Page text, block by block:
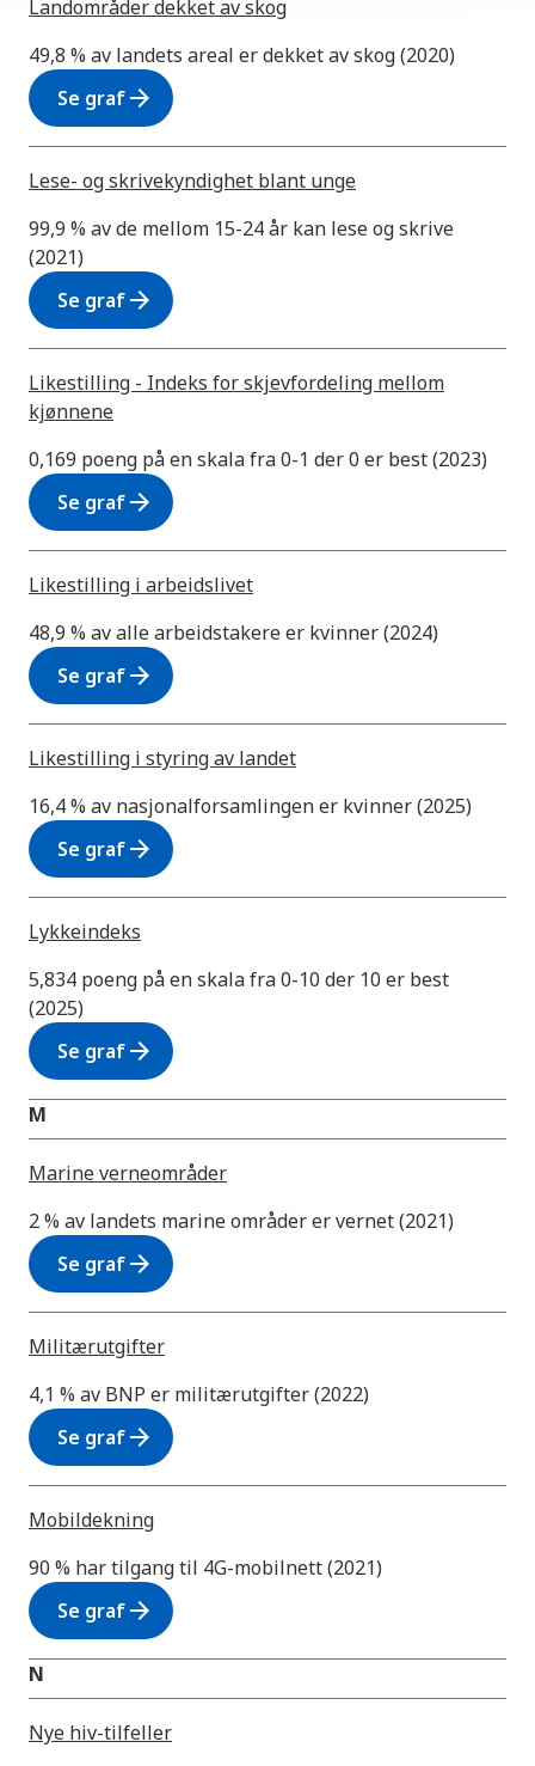
Landområder dekket av skog
49,8 % av landets areal er dekket av skog (2020)
Se grafarrow_forward
Lese- og skrivekyndighet blant unge
99,9 % av de mellom 15-24 år kan lese og skrive
(2021)
Se grafarrow_forward
Likestilling - Indeks for skjevfordeling mellom
kjønnene
0,169 poeng på en skala fra 0-1 der 0 er best (2023)
Se grafarrow_forward
Likestilling i arbeidslivet
48,9 % av alle arbeidstakere er kvinner (2024)
Se grafarrow_forward
Likestilling i styring av landet
16,4 % av nasjonalforsamlingen er kvinner (2025)
Se grafarrow_forward
Lykkeindeks
5,834 poeng på en skala fra 0-10 der 10 er best
(2025)
Se grafarrow_forward
M
Marine verneområder
2 % av landets marine områder er vernet (2021)
Se grafarrow_forward
Militærutgifter
4,1 % av BNP er militærutgifter (2022)
Se grafarrow_forward
Mobildekning
90 % har tilgang til 4G-mobilnett (2021)
Se grafarrow_forward
N
Nye hiv-tilfeller